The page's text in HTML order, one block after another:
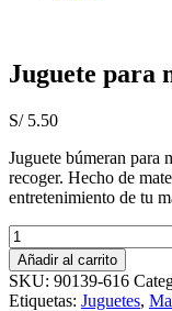
Juguete para
S/5.50
Juguete búmeran para
recoger. Hecho de
entretenimiento de tu
Juguete
para
mascotas
cantidad
Añadir al carrito
SKU: 90139-616
Etiquetas: Juguetes,